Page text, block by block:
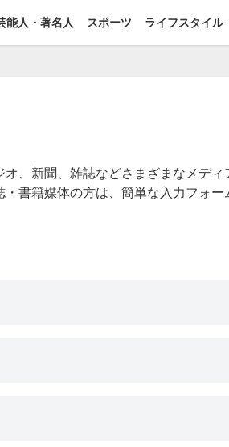
能人・著名人 スポーツ ライフスタイル
、新聞、雑誌などさまざまなメデ
書籍媒体の方は、簡単な入力フォー